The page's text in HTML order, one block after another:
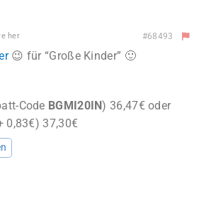
her #68493
😉 für “Große Kinder” 🙂
Code BGMI20IN) 36,47€ oder
0,83€) 37,30€